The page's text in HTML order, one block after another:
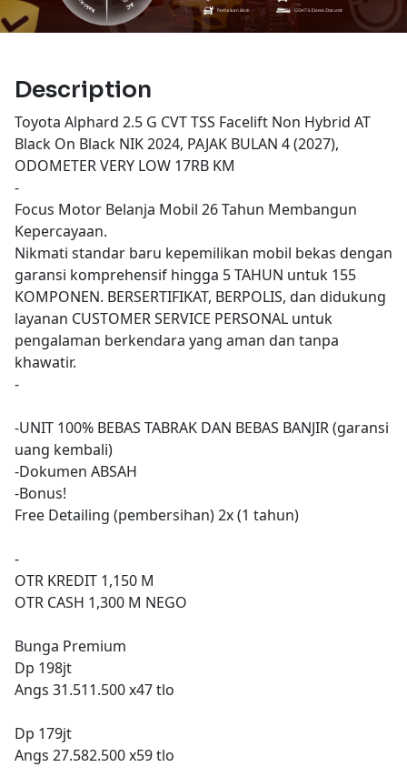
Description
Toyota Alphard 2.5 G CVT TSS Facelift Non Hybrid AT
Black On Black NIK 2024, PAJAK BULAN 4 (2027),
ODOMETER VERY LOW 17RB KM
-
Focus Motor Belanja Mobil 26 Tahun Membangun
Kepercayaan.
Nikmati standar baru kepemilikan mobil bekas dengan
garansi komprehensif hingga 5 TAHUN untuk 155
KOMPONEN. BERSERTIFIKAT, BERPOLIS, dan didukung
layanan CUSTOMER SERVICE PERSONAL untuk
pengalaman berkendara yang aman dan tanpa
khawatir.
-
-UNIT 100% BEBAS TABRAK DAN BEBAS BANJIR (garansi
uang kembali)
-Dokumen ABSAH
-Bonus!
Free Detailing (pembersihan) 2x (1 tahun)
-
OTR KREDIT 1,150 M
OTR CASH 1,300 M NEGO
Bunga Premium
Dp 198jt
Angs 31.511.500 x47 tlo
Dp 179jt
Angs 27.582.500 x59 tlo